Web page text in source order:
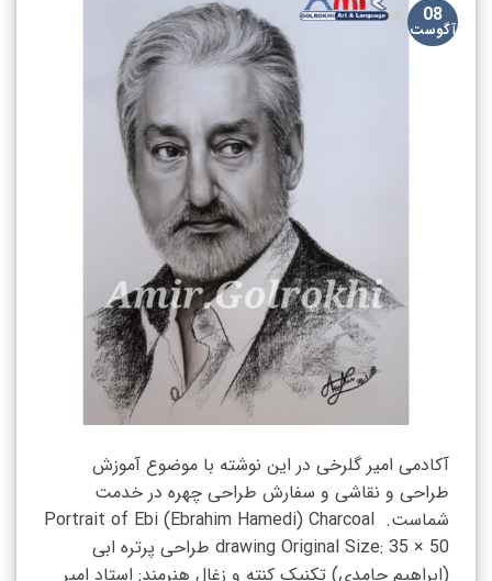
08
آگوست
آکادمی امیر گلرخی در این نوشته با موضوع آموزش
طراحی و نقاشی و سفارش طراحی چهره در خدمت
شماست. Portrait of Ebi (Ebrahim Hamedi) Charcoal
drawing Original Size: 35 × 50 طراحی پرتره ابی
(ابراهیم حامدی) تکنیک کنته و زغال هنرمند: استاد امیر